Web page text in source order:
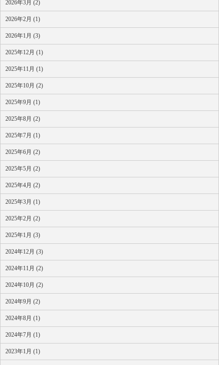
2026年3月 (2)
2026年2月 (1)
2026年1月 (3)
2025年12月 (1)
2025年11月 (1)
2025年10月 (2)
2025年9月 (1)
2025年8月 (2)
2025年7月 (1)
2025年6月 (2)
2025年5月 (2)
2025年4月 (2)
2025年3月 (1)
2025年2月 (2)
2025年1月 (3)
2024年12月 (3)
2024年11月 (2)
2024年10月 (2)
2024年9月 (2)
2024年8月 (1)
2024年7月 (1)
2023年1月 (1)